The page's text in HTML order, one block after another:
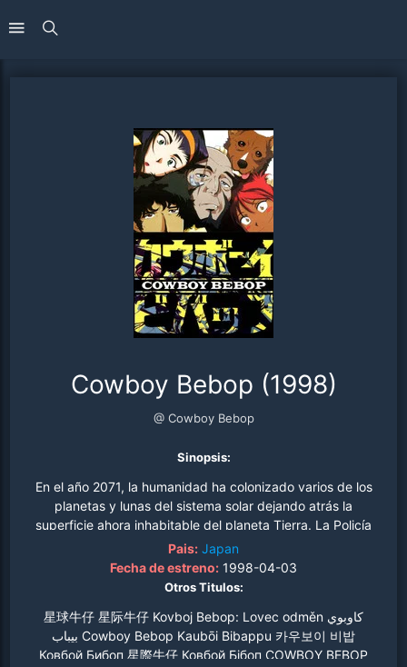
Cowboy Bebop (1998)
@ Cowboy Bebop
Sinopsis:
En el año 2071, la humanidad ha colonizado varios de los
planetas y lunas del sistema solar dejando atrás la
superficie ahora inhabitable del planeta Tierra. La Policía
del Sistema Inter Solar intenta mantener la paz en la
galaxia, ayudado en parte por los cazadores de
recompensas prohibidos, conocidos como "Cowboys". El
dos de esos individuos. Más suave y despreocupado
Spike Spiegel es equilibrado por su bullicioso y
pragmático compañero Jet Black mientras la pareja se
Pais: Japan
Fecha de estreno: 1998-04-03
Otros Titulos:
星球牛仔 星际牛仔 Kovboj Bebop: Lovec odměn كاوبوي
بيباب Cowboy Bebop Kaubōi Bibappu 카우보이 비밥
Ковбой Бибоп 星際牛仔 Ковбой Бібоп COWBOY BEBOP